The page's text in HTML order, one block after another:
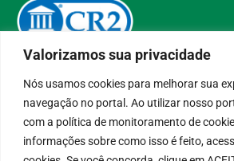
Valorizamos sua privacidade
Nós usamos cookies para melhorar sua
navegação no portal. Ao utilizar nosso
com a política de monitoramento de
informações sobre como isso é feito,
Muito mais quecriar siteousistema para
contrato que todas as exigências dasleis
públicaserão atendidas.
Conheça oPNTPe oRadar da